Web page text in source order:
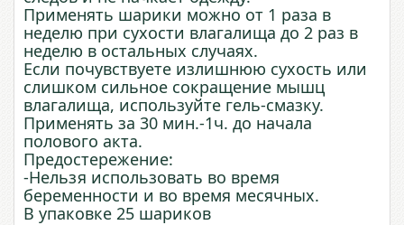
Применять шарики можно от 1 раза в
неделю при сухости влагалища до 2 раз в
неделю в остальных случаях.
Если почувствуете излишнюю сухость или
слишком сильное сокращение мышц
влагалища, используйте гель-смазку.
Применять за 30 мин.-1ч. до начала
полового акта.
Предостережение:
-Нельзя использовать во время
беременности и во время месячных.
В упаковке 25 шариков